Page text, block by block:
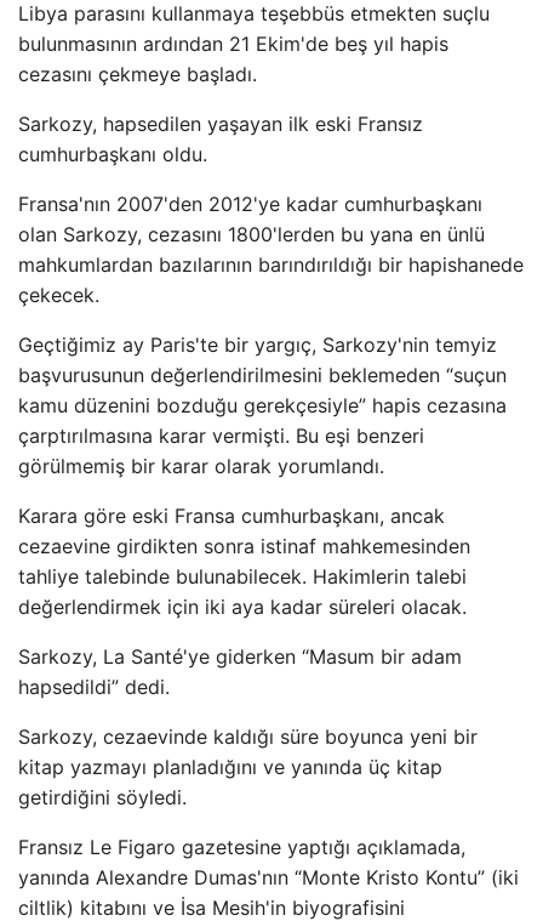
Libya parasını kullanmaya teşebbüs etmekten suçlu
bulunmasının ardından 21 Ekim'de beş yıl hapis
cezasını çekmeye başladı.
Sarkozy, hapsedilen yaşayan ilk eski Fransız
cumhurbaşkanı oldu.
Fransa'nın 2007'den 2012'ye kadar cumhurbaşkanı
olan Sarkozy, cezasını 1800'lerden bu yana en ünlü
mahkumlardan bazılarının barındırıldığı bir hapishanede
çekecek.
Geçtiğimiz ay Paris'te bir yargıç, Sarkozy'nin temyiz
başvurusunun değerlendirilmesini beklemeden “suçun
kamu düzenini bozduğu gerekçesiyle” hapis cezasına
çarptırılmasına karar vermişti. Bu eşi benzeri
görülmemiş bir karar olarak yorumlandı.
Karara göre eski Fransa cumhurbaşkanı, ancak
cezaevine girdikten sonra istinaf mahkemesinden
tahliye talebinde bulunabilecek. Hakimlerin talebi
değerlendirmek için iki aya kadar süreleri olacak.
Sarkozy, La Santé'ye giderken “Masum bir adam
hapsedildi” dedi.
Sarkozy, cezaevinde kaldığı süre boyunca yeni bir
kitap yazmayı planladığını ve yanında üç kitap
getirdiğini söyledi.
Fransız Le Figaro gazetesine yaptığı açıklamada,
yanında Alexandre Dumas'nın “Monte Kristo Kontu” (iki
ciltlik) kitabını ve İsa Mesih'in biyografisini